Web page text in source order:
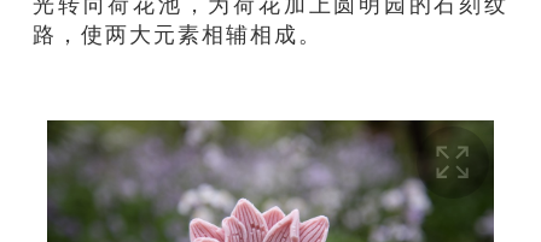
路，使两大元素相辅相成。